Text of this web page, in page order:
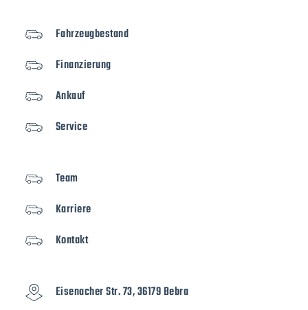
Fahrzeugbestand
Finanzierung
Ankauf
Service
Team
Karriere
Kontakt
Eisenacher Str. 73, 36179 Bebra